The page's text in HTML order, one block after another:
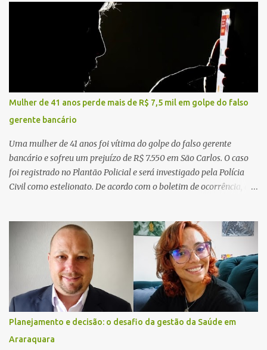
Mulher de 41 anos perde mais de R$ 7,5 mil em golpe do falso
gerente bancário
Uma mulher de 41 anos foi vítima do golpe do falso gerente
bancário e sofreu um prejuízo de R$ 7.550 em São Carlos. O caso
foi registrado no Plantão Policial e será investigado pela Polícia
Civil como estelionato. De acordo com o boletim de ocorrência, a
suspeito alegou que seria necessário atualizar o cadastro da conta
e passou a orientar a vítima sobre os procedimentos que deveriam
ser realizados. Dias depois, o golpista enviou um documento em
PDF simulando uma comunicação oficial da instituição financeira.
Na sequência, entrou em contato por telefone e encaminhou um
link, orientando a vítima a acessá-lo pelo computador para
concluir a suposta atualização cadastral. Após realizar o
procedimento, a conta bancária ficou bloqueada por algumas
horas. Sem conseguir acessar o sistema, a vítima tentou
Planejamento e decisão: o desafio da gestão da Saúde em
Araraquara